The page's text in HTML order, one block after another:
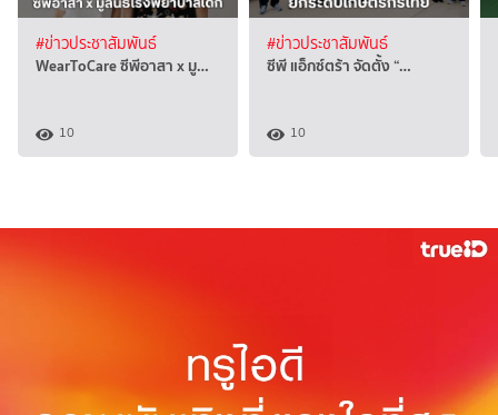
#ข่าวประชาสัมพันธ์
WearToCare ซีพีอาสา x มู…
10
#ข่าวประชาสัมพันธ์
ซีพี แอ็กซ์ตร้า จัดตั้ง “…
10